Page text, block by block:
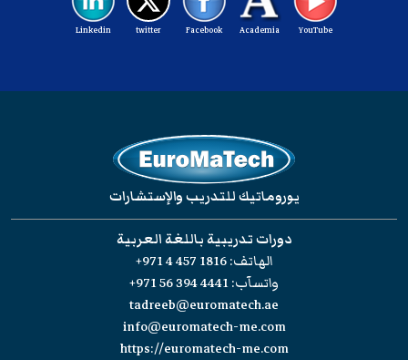
YouTube
Academia
Facebook
twitter
Linkedin
يوروماتيك للتدريب والإستشارات
دورات تدريبية باللغة العربية
الهاتف:+971 4 457 1816
واتسآب:+971 56 394 4441
tadreeb@euromatech.ae
info@euromatech-me.com
https://euromatech-me.com